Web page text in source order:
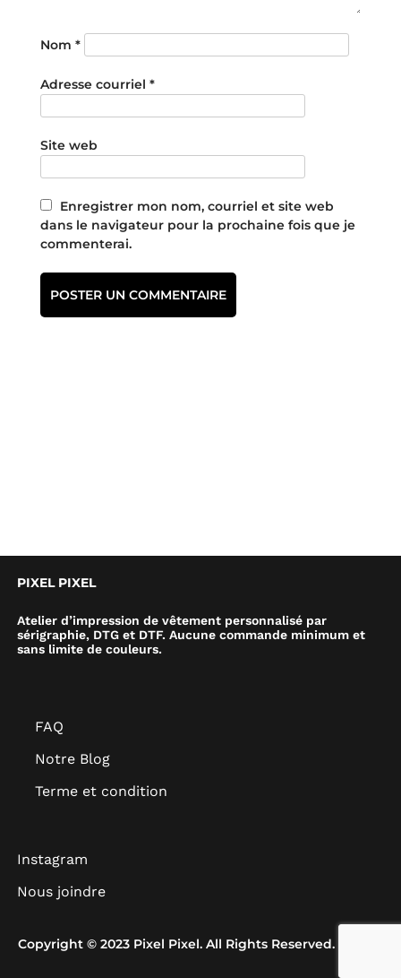
Nom *
Adresse courriel *
Site web
Enregistrer mon nom, courriel et site web
dans le navigateur pour la prochaine fois que je
commenterai.
PIXEL PIXEL
Atelier d’impression de vêtement personnalisé par
sérigraphie, DTG et DTF. Aucune commande minimum et
sans limite de couleurs.
FAQ
Notre Blog
Terme et condition
Instagram
Nous joindre
Copyright © 2023 Pixel Pixel. All Rights Reserved.